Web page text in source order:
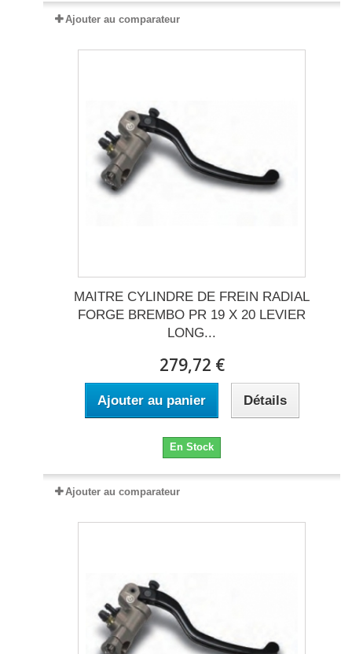
Ajouter au comparateur
MAITRE CYLINDRE DE FREIN RADIAL
FORGE BREMBO PR 19 X 20 LEVIER
LONG...
279,72 €
Ajouter au panier Détails
En Stock
Ajouter au comparateur